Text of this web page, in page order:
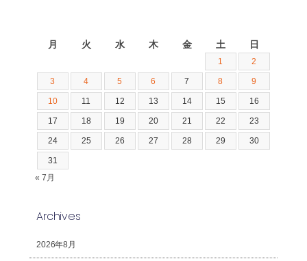
月 火 水 木 金 土 日
1 2
3 4 5 6 7 8 9
10 11 12 13 14 15 16
17 18 19 20 21 22 23
24 25 26 27 28 29 30
31
« 7月
Archives
2026年8月